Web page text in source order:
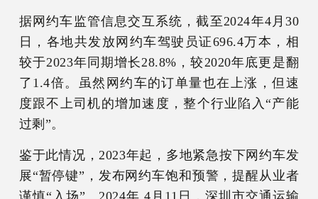
据网约车监管信息交互系统，截至2024年4月30
日，各地共发放网约车驾驶员证696.4万本，相
较于2023年同期增长28.8%，较2020年底更是翻
了1.4倍。虽然网约车的订单量也在上涨，但速
度跟不上司机的增加速度，整个行业陷入“产能
过剩”。
鉴于此情况，2023年起，多地紧急按下网约车发
展“暂停键”，发布网约车饱和预警，提醒从业者
谨慎“入场”。2024年 4月11日，深圳市交通运输